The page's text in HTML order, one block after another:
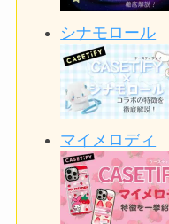
シナモロール
マイメロディ